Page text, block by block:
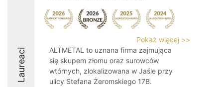
Laureaci
Pokaż więcej >>
ALTMETAL to uznana firma zajmująca
się skupem złomu oraz surowców
wtórnych, zlokalizowana w Jaśle przy
ulicy Stefana Żeromskiego 17B.